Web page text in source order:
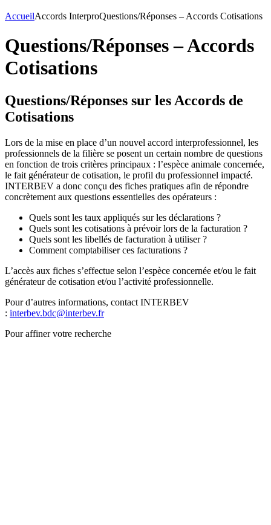
AccueilAccords InterproQuestions/Réponses – Accords Cotisations
Questions/Réponses – Accords
Cotisations
Questions/Réponses sur les Accords de
Cotisations
Lors de la mise en place d’un nouvel accord interprofessionnel, les
professionnels de la filière se posent un certain nombre de questions
en fonction de trois critères principaux : l’espèce animale concernée,
le fait générateur de cotisation, le profil du professionnel impacté.
INTERBEV a donc conçu des fiches pratiques afin de répondre
concrètement aux questions essentielles des opérateurs :
Quels sont les taux appliqués sur les déclarations ?
Quels sont les cotisations à prévoir lors de la facturation ?
Quels sont les libellés de facturation à utiliser ?
Comment comptabiliser ces facturations ?
L’accès aux fiches s’effectue selon l’espèce concernée et/ou le fait
générateur de cotisation et/ou l’activité professionnelle.
Pour d’autres informations, contact INTERBEV
: interbev.bdc@interbev.fr
Pour affiner votre recherche